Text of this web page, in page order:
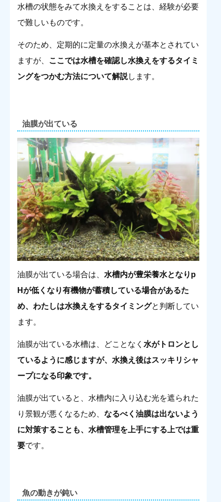
水槽の状態をみて水換えをすることは、経験が必要
で難しいものです。
そのため、定期的に定量の水換えが基本とされてい
ますが、
ここでは水槽を確認し水換えをするタイミ
ングをつかむ方法について解説します。
油膜が出ている
油膜が出ている場合は、 水槽内が豊栄養水となりp
Hが低くなり有機物が蓄積している場合があるた
め、わたしは水換えをするタイミングと判断してい
ます。
油膜が出ている水槽は、どことなく 水がトロンとし
ているように感じますが、水換え後はスッキリシャ
ープになる印象です。
油膜が出ていると、水槽内に入り込む光を遮られた
り景観が悪くなるため、 なるべく油膜は出ないよう
に対策することも、水槽管理を上手にする上では重
要です。
魚の動きが鈍い